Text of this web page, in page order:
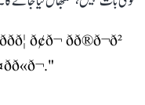
ð¢ð¬ ðð®ð¬ð²